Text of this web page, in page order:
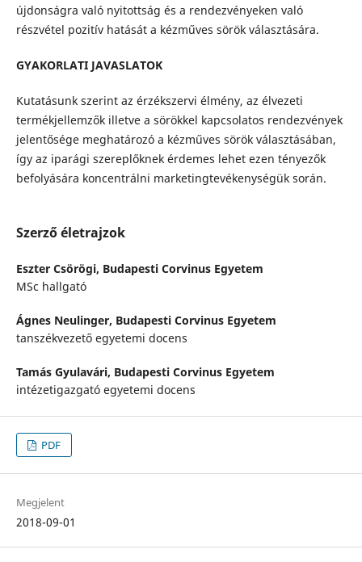
újdonságra való nyitottság és a rendezvényeken való
részvétel pozitív hatását a kézműves sörök választására.
GYAKORLATI JAVASLATOK
Kutatásunk szerint az érzékszervi élmény, az élvezeti
termékjellemzők illetve a sörökkel kapcsolatos rendezvények
jelentősége meghatározó a kézműves sörök választásában,
így az iparági szereplőknek érdemes lehet ezen tényezők
befolyására koncentrálni marketingtevékenységük során.
Szerző életrajzok
Eszter Csörögi, Budapesti Corvinus Egyetem
MSc hallgató
Ágnes Neulinger, Budapesti Corvinus Egyetem
tanszékvezető egyetemi docens
Tamás Gyulavári, Budapesti Corvinus Egyetem
intézetigazgató egyetemi docens
PDF
Megjelent
2018-09-01